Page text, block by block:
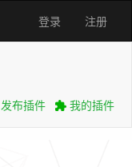
登录 注册
发布插件 我的插件